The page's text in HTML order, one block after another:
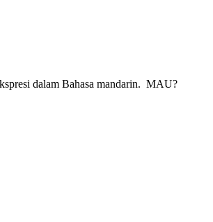
dalam Bahasa mandarin. MAU?